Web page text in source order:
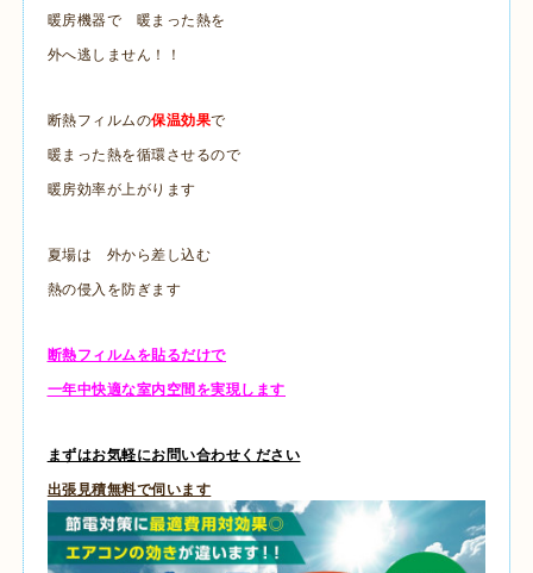
暖房機器で 暖まった熱を
外へ逃しません！！
断熱フィルムの保温効果で
暖まった熱を循環させるので
暖房効率が上がります
夏場は 外から差し込む
熱の侵入を防ぎます
断熱フィルムを貼るだけで
一年中快適な室内空間を実現します
まずはお気軽にお問い合わせください
出張見積無料で伺います